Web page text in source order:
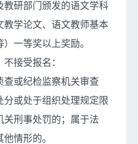
教研部门颁发的语文学科
教学论文、语文教师基本
一等奖以上奖励。
接受报名：
查或纪检监察机关审查
分或处于组织处理规定限
关刑事处罚的；属于法
情形的。